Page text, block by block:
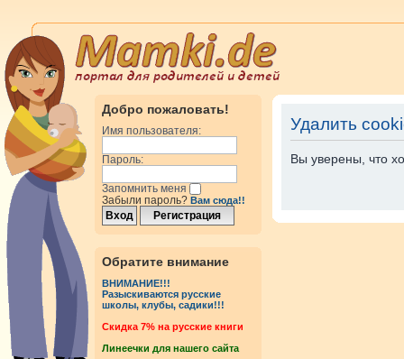
Добро пожаловать!
Имя пользователя:
Пароль:
Запомнить меня
Забыли пароль? Вам сюда!!
Обратите внимание
ВНИМАНИЕ!!!
Разыскиваются русские
школы, клубы, садики!!!
Cкидка 7% на русские книги
Линеечки для нашего сайта
Удалить
Вы уверены, что